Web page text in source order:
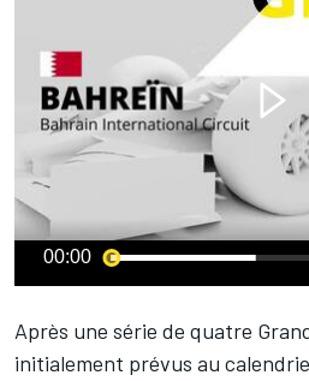
00:00
Après une série de quatre
initialement prévus au